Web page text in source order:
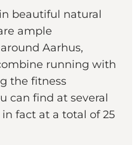
beautiful natural
ample
Aarhus,
running with
the fitness
can find at several
fact at a total of 25